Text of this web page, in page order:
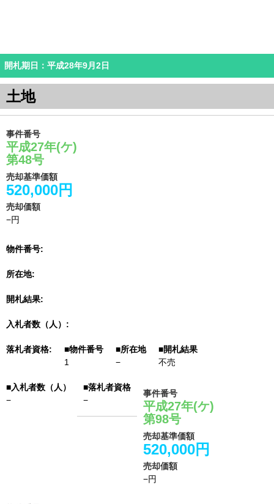
開札期日：平成28年9月2日
土地
事件番号
平成27年(ケ)
第48号
売却基準価額
520,000円
売却価額
−円
物件番号
所在地
開札結果
入札者数（人）
落札者資格
1
− 不売
− −
事件番号
平成27年(ケ)
第98号
売却基準価額
520,000円
売却価額
−円